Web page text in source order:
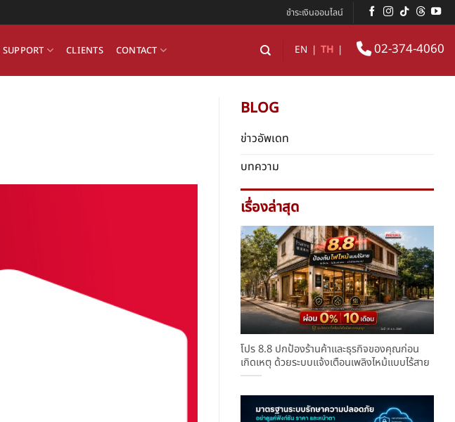
ชำระเงินออนไลน์
SUPPORT CLIENTS CONTACT EN | TH | 02-374-4060
BLOG
ข่าวอัพเดท
บทความ
เรื่องล่าสุด
โปร 8.8 ปกป้องร้านค้าและธุรกิจของคุณก่อน
เกิดเหตุ ด้วยระบบแจ้งเตือนเพลิงไหม้แบบไร้สาย